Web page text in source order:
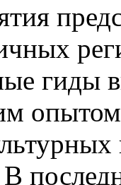
гиды